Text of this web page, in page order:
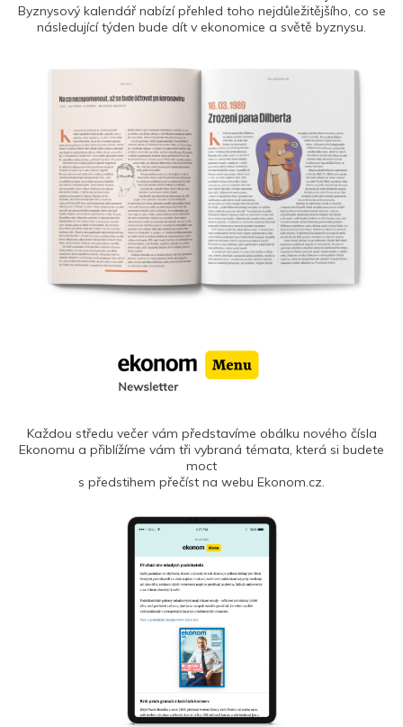
Byznysový kalendář nabízí přehled toho nejdůležitějšího, co se
následující týden bude dít v ekonomice a světě byznysu.
Každou středu večer vám představíme obálku nového čísla
Ekonomu a přiblížíme vám tři vybraná témata, která si budete
moct
s předstihem přečíst na webu Ekonom.cz.